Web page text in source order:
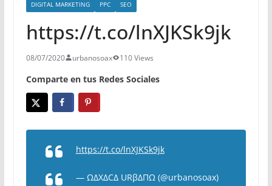
DIGITAL MARKETING PPC SEO
https://t.co/lnXJKSk9jk
08/07/2020 urbanosoax 110 Views
Comparte en tus Redes Sociales
https://t.co/lnXJKSk9jk
— ΩΔXΔCΔ URβΔΠΩ (@urbanosoax)